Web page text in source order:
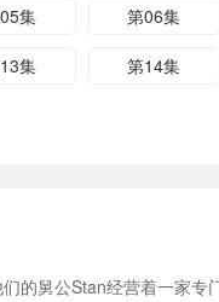
集 第06集
集 第14集
的舅公Stan经营着一家专